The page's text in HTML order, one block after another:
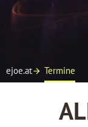
SOFREI
ejoe.at Termine